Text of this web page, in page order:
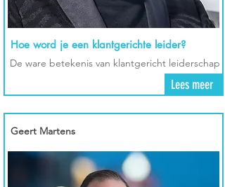
Hoe word je een klantgerichte leider?
De ware betekenis van klantgericht leiderschap
Lees meer
Geert Martens